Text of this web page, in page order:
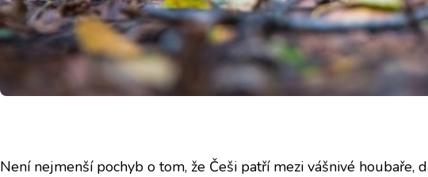
Není nejmenší pochyb o tom, že Češi patří mezi vášnivé houbaře,